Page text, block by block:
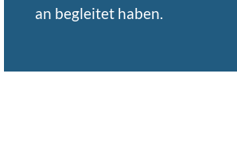
an begleitet haben.